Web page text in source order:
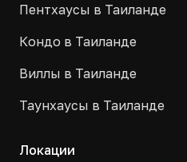
Пентхаусы в Таиланде
Кондо в Таиланде
Виллы в Таиланде
Таунхаусы в Таиланде
Локации